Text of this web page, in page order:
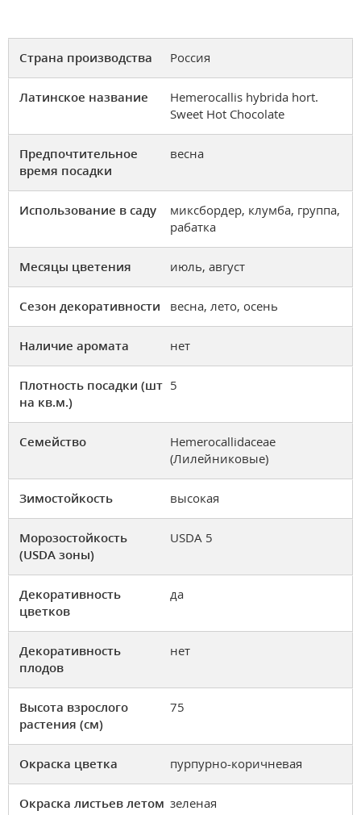
Страна производства Россия
Латинское название
Hemerocallis hybrida hort.
Sweet Hot Chocolate
Предпочтительное
время посадки
весна
Использование в саду
миксбордер, клумба, группа,
рабатка
Месяцы цветения июль, август
Сезон декоративности весна, лето, осень
Наличие аромата нет
Плотность посадки (шт
на кв.м.)
5
Семейство
Hemerocallidaceae
(Лилейниковые)
Зимостойкость высокая
Морозостойкость
(USDA зоны)
USDA 5
Декоративность
цветков
да
Декоративность
плодов
нет
Высота взрослого
растения (см)
75
Окраска цветка пурпурно-коричневая
Окраска листьев летом зеленая